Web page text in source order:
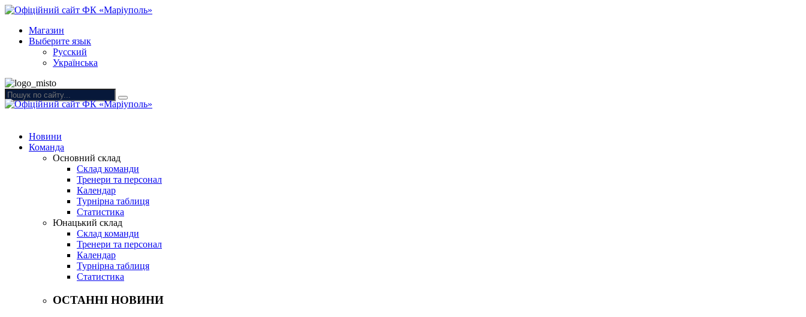
Магазин
Выберите язык
Русский
Українська
Новини
Команда
Основний склад
Склад команди
Тренери та персонал
Календар
Турнірна таблиця
Статистика
Юнацький склад
Склад команди
Тренери та персонал
Календар
Турнірна таблиця
Статистика
ОСТАННІ НОВИНИ